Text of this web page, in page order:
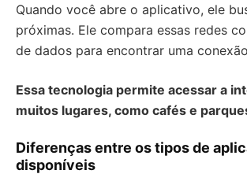
Quando você abre o aplicativo, ele
próximas. Ele compara essas redes
de dados para encontrar uma
Essa tecnologia permite acessar a
muitos lugares, como cafés e
Diferenças entre os tipos de
disponíveis